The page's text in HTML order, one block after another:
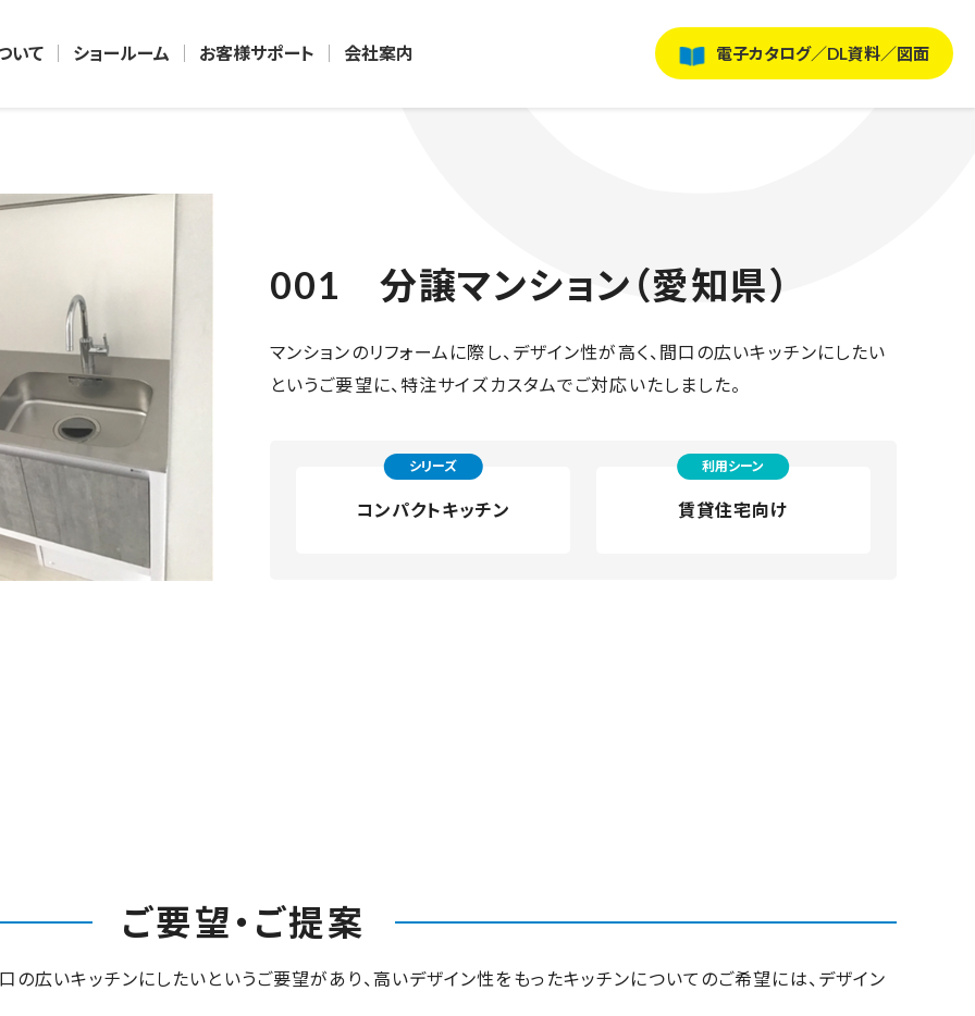
いて ショールーム お客様サポート 会社案内 電子カタログ／DL資料／図面
001 分譲マンション（愛知県）
マンションのリフォームに際し、デザイン性が高く、間口の広いキッチンにしたい
というご要望に、特注サイズカスタムでご対応いたしました。
シリーズ
コンパクトキッチン
利用シーン
賃貸住宅向け
ご要望・ご提案
の広いキッチンにしたいというご要望があり、高いデザイン性をもったキッチンについてのご希望には、デザイン